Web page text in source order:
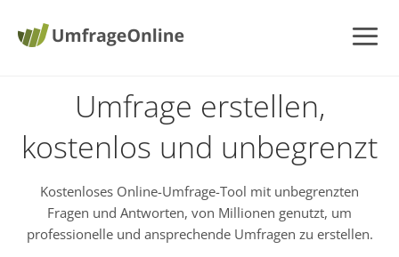
Umfrage erstellen,
kostenlos und unbegrenzt
Kostenloses Online-Umfrage-Tool mit unbegrenzten
Fragen und Antworten, von Millionen genutzt, um
professionelle und ansprechende Umfragen zu erstellen.